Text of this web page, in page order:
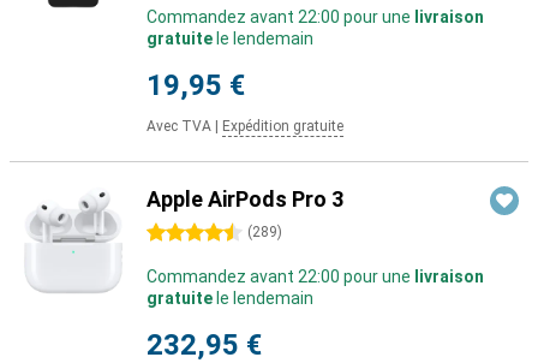
Commandez avant 22:00 pour une livraison
gratuite le lendemain
19,95 €
Avec TVA Expédition gratuite
Apple AirPods Pro 3
4.5 étoiles (289)
Commandez avant 22:00 pour une livraison
gratuite le lendemain
232,95 €